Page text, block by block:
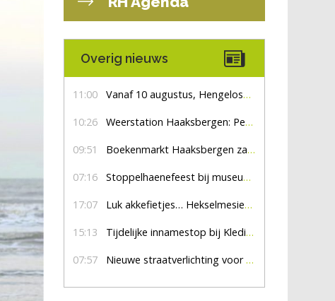
Overig nieuws
11:00 Vanaf 10 augustus, Hengelosestraat drie weken dicht voor doorgaand verkeer
10:26 Weerstation Haaksbergen: Perioden met zon en droog
09:51 Boekenmarkt Haaksbergen zaterdag 8 augustus, marktplein Haaksbergen
07:16 Stoppelhaenefeest bij museum De Lebbenbrugge
17:07 Luk akkefietjes… HekselmesienHarry
15:13 Tijdelijke innamestop bij Kledingbank Stefania
07:57 Nieuwe straatverlichting voor De Veldmaat en De Pas